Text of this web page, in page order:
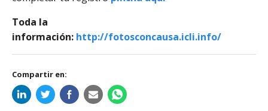
Toda la
información: http://fotosconcausa.icli.info/
Compartir en: